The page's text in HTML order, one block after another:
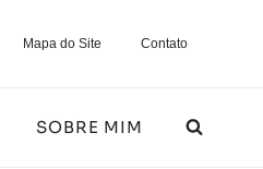
Mapa do Site Contato
SOBRE MIM